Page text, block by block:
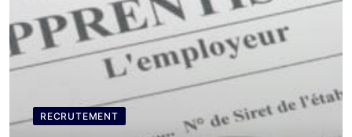
RECRUTEMENT